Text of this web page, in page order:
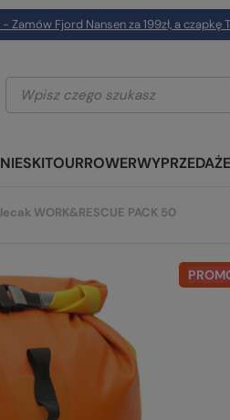
Zamów Fjord Nansen za 199zł, a czapkę
SKITOURROWERWYPRZEDAŻE
WORK&RESCUE PACK 50